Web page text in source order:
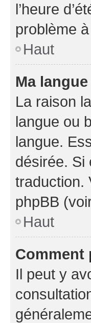
l’heure
problème
Haut
Ma
La raison
langue ou
langue.
désirée. Si
traduction.
phpBB
Haut
Comment
Il peut y